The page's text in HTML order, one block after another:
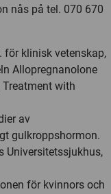
nås på tel. 070 670
för klinisk vetenskap,
Allopregnanolone
with
av
gulkroppshormon.
Universitetssjukhus,
för kvinnors och